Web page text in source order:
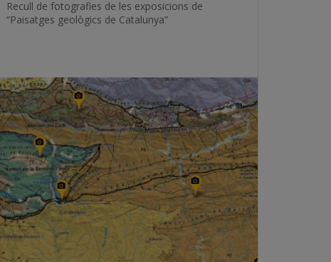
Recull de fotografies de les exposicions de
“Paisatges geològics de Catalunya”